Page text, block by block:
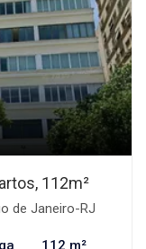
112m²
de Janeiro-RJ
112 m²